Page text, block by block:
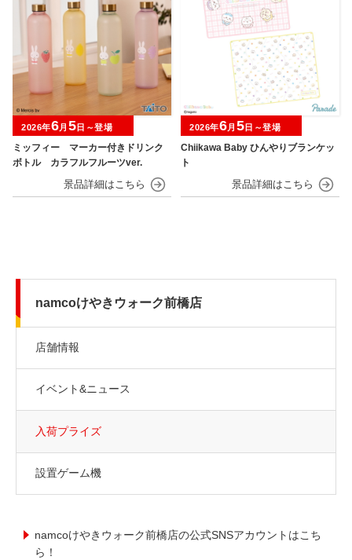
ミッフィー マーカー付きドリンク
ボトル カラフルフルーツver.
2026年6月 5 日～登場
Chiikawa Baby ひんやりブランケッ
ト
2026年6月 5 日～登場
namcoけやきウォーク前橋店
店舗情報
イベント&ニュース
入荷プライズ
設置ゲーム機
namcoけやきウォーク前橋店の公式SNSアカウントはこち
ら！